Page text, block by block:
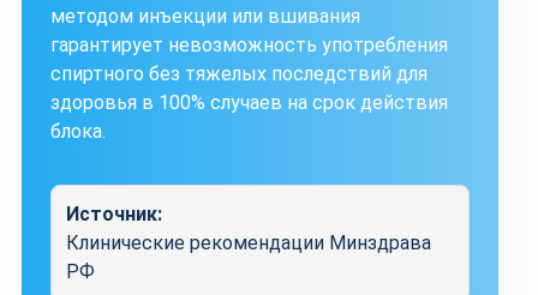
методом инъекции или вшивания
гарантирует невозможность употребления
спиртного без тяжелых последствий для
здоровья в 100% случаев на срок действия
блока.
Источник:
Клинические рекомендации Минздрава
РФ